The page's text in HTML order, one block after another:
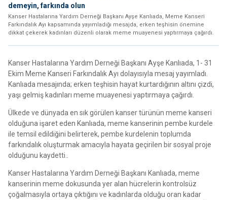
demeyin, farkında olun
Kanser Hastalarına Yardım Derneği Başkanı Ayşe Kanlıada, Meme Kanseri
Farkındalık Ayı kapsamında yayımladığı mesajda, erken teşhisin önemine
dikkat çekerek kadınları düzenli olarak meme muayenesi yaptırmaya çağırdı.
Kanser Hastalarına Yardım Derneği Başkanı Ayşe Kanlıada, 1- 31
Ekim Meme Kanseri Farkındalık Ayı dolayısıyla mesaj yayımladı.
Kanlıada mesajında; erken teşhisin hayat kurtardığının altını çizdi,
yaşı gelmiş kadınları meme muayenesi yaptırmaya çağırdı.
Ülkede ve dünyada en sık görülen kanser türünün meme kanseri
olduğuna işaret eden Kanlıada, meme kanserinin pembe kurdele
ile temsil edildiğini belirterek, pembe kurdelenin toplumda
farkındalık oluşturmak amacıyla hayata geçirilen bir sosyal proje
olduğunu kaydetti..
Kanser Hastalarına Yardım Derneği Başkanı Kanlıada, meme
kanserinin meme dokusunda yer alan hücrelerin kontrolsüz
çoğalmasıyla ortaya çıktığını ve kadınlarda olduğu oran kadar